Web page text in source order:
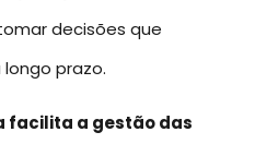
decisões que
prazo.
facilita a gestão das